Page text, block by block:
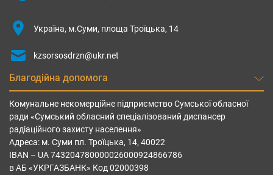
Україна, м.Суми, площа Троїцька, 14
kzsorsosdrzn@ukr.net
Благодійна допомога
Комунальне некомерційне підприємство Сумської обласної
ради «Сумський обласний спеціалізований диспансер
радіаційного захисту населення»
Адреса: м. Суми пл. Троїцька, 14, 40022
IBAN – UА 743204780000026000924866786
в АБ «УКРГАЗБАНК» Код 02000398